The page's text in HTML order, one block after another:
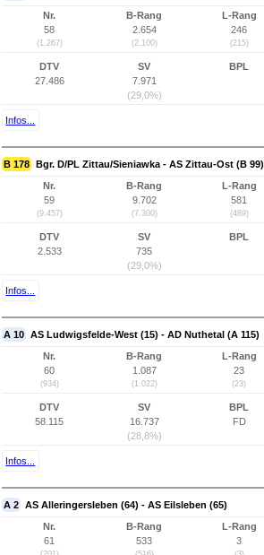
Nr.
58
(1.267)
B-Rang
2.654
(2.100)
L-Rang
246
(215)
DTV
27.486
SV
7.971
(29,0%)
BPL
Infos...
B 178 Bgr. D/PL Zittau/Sieniawka - AS Zittau-Ost (B 99)
Nr.
59
(9.457)
B-Rang
9.702
(7.300)
L-Rang
581
(489)
DTV
2.533
SV
735
(29,0%)
BPL
Infos...
A 10 AS Ludwigsfelde-West (15) - AD Nuthetal (A 115)
Nr.
60
(934)
B-Rang
1.087
(1.022)
L-Rang
23
(23)
DTV
58.115
SV
16.737
(28,8%)
BPL
FD
Infos...
A 2 AS Alleringersleben (64) - AS Eilsleben (65)
Nr.
61
B-Rang
533
L-Rang
3